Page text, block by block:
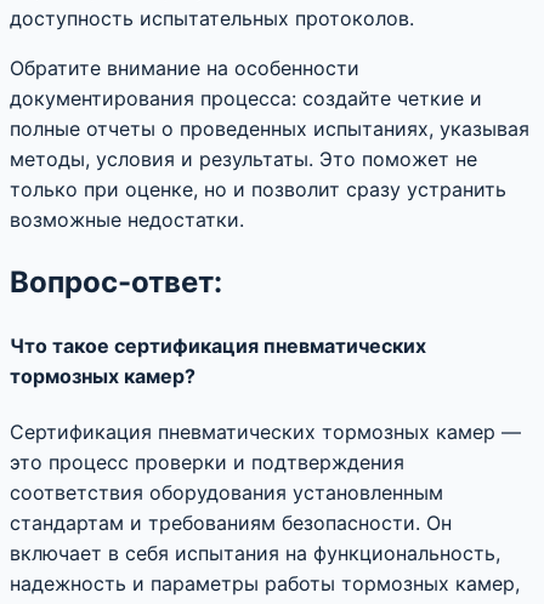
доступность испытательных протоколов.
Обратите внимание на особенности
документирования процесса: создайте четкие и
полные отчеты о проведенных испытаниях, указывая
методы, условия и результаты. Это поможет не
только при оценке, но и позволит сразу устранить
возможные недостатки.
Вопрос-ответ:
Что такое сертификация пневматических
тормозных камер?
Сертификация пневматических тормозных камер —
это процесс проверки и подтверждения
соответствия оборудования установленным
стандартам и требованиям безопасности. Он
включает в себя испытания на функциональность,
надежность и параметры работы тормозных камер,